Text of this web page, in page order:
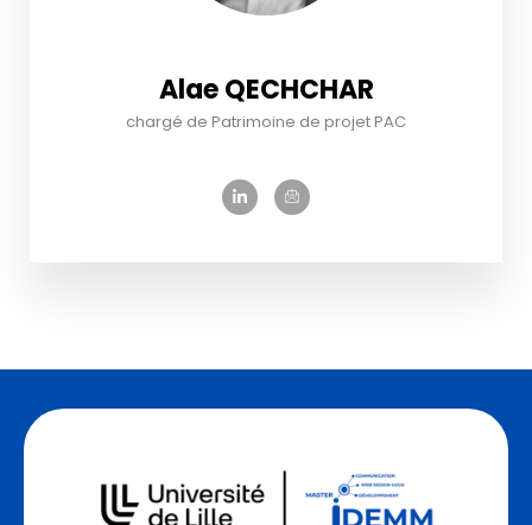
Alae QECHCHAR
chargé de Patrimoine de projet PAC